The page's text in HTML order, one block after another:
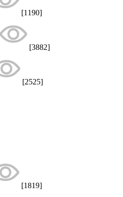
[1190]
[3882]
[2525]
[1819]